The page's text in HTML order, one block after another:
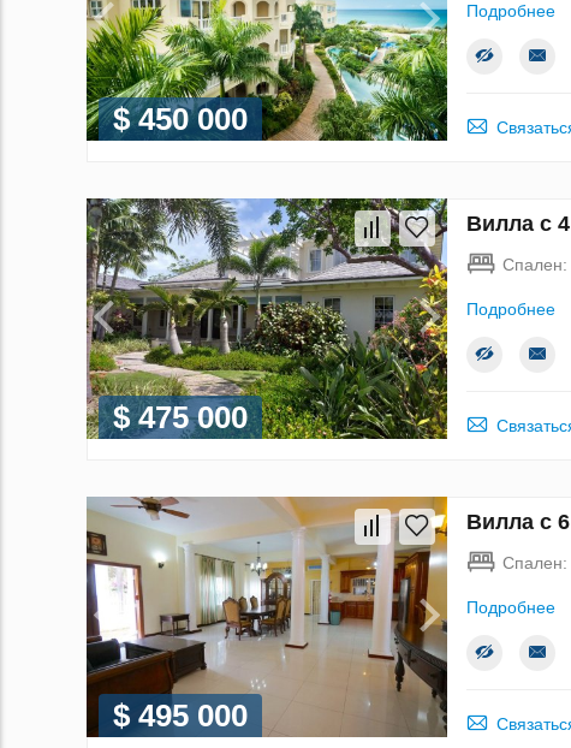
$ 450 000
Подробнее
$ 475 000
Вилла с
Спален:
Подробнее
$ 495 000
Вилла с
Спален:
Подробнее